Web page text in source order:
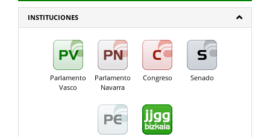
INSTITUCIONES
Parlamento
Vasco
Parlamento
Navarra
Congreso Senado